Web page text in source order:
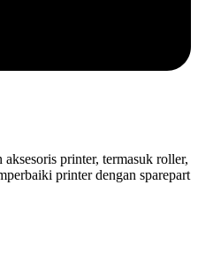
aksesoris printer, termasuk roller,
printer dengan sparepart